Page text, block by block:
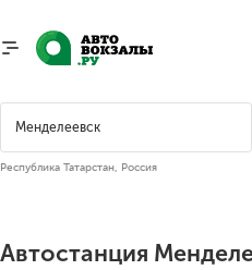
Республика Татарстан, Россия
Автостанция